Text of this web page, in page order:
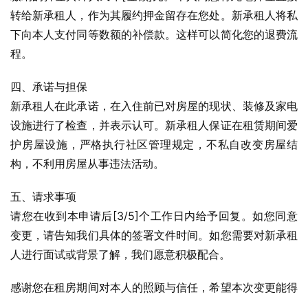
转给新承租人，作为其履约押金留存在您处。新承租人将私
下向本人支付同等数额的补偿款。这样可以简化您的退费流
程。
四、承诺与担保
新承租人在此承诺，在入住前已对房屋的现状、装修及家电
设施进行了检查，并表示认可。新承租人保证在租赁期间爱
护房屋设施，严格执行社区管理规定，不私自改变房屋结
构，不利用房屋从事违法活动。
五、请求事项
请您在收到本申请后[3/5]个工作日内给予回复。如您同意
变更，请告知我们具体的签署文件时间。如您需要对新承租
人进行面试或背景了解，我们愿意积极配合。
感谢您在租房期间对本人的照顾与信任，希望本次变更能得